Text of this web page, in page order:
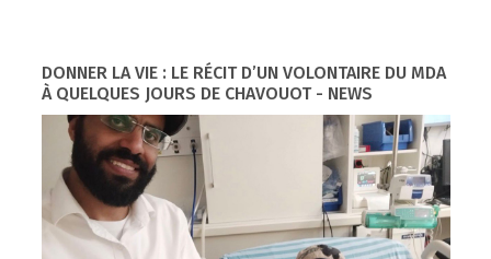
DONNER LA VIE : LE RÉCIT D’UN VOLONTAIRE DU MDA
À QUELQUES JOURS DE CHAVOUOT - NEWS